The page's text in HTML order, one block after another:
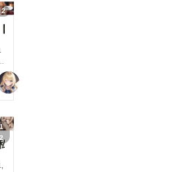
支
と
る
き
るがるむ
2
0
イ
上
1
2
私は日中お義父さんと普通に過ごしてる・・。そういう事にした・・２(12枚）